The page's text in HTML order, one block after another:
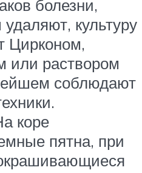
болезни,
культуру
Цирконом,
или раствором
соблюдают
коре
пятна, при